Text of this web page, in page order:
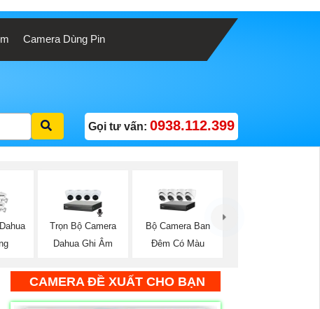
Camera Dùng Pin
Gọi tư vấn: 0938.112.399
Trọn Bộ Camera
Dahua Ghi Âm
Bộ Camera Ban
Đêm Có Màu
CAMERA ĐỀ XUẤT CHO BẠN